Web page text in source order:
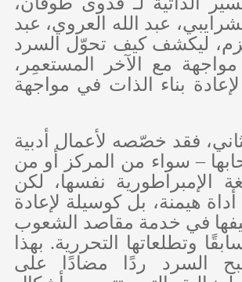
عبد الله العروي، عبد
ليكشف كيف تحوّل السرد
مع الآخر المستعمِر،
بناء الذات في مواجهة
فقد خصّصه لأعمال أدبية
– سواء من المركز أو من
الإمبراطورية نفسها، لكن
هيمنة، بل كوسيلة لإعادة
في خدمة مقاصد الشعوب
وتطلعاتها التحررية. بهذا
السرد ردًا مضادًا على